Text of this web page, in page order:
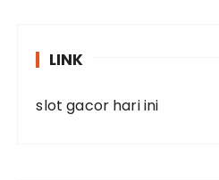
LINK
slot gacor hari ini